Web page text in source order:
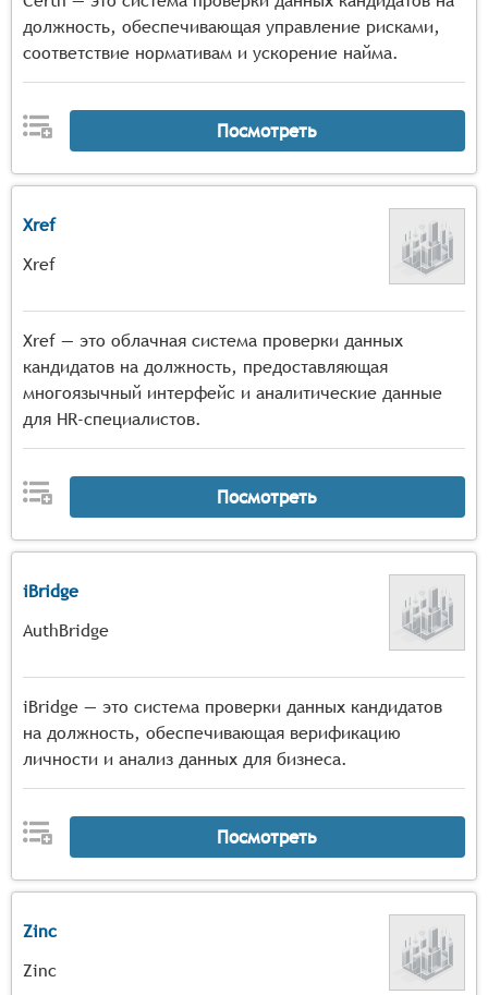
должность, обеспечивающая управление рисками,
соответствие нормативам и ускорение найма.
Посмотреть
Xref
Xref
Xref — это облачная система проверки данных
кандидатов на должность, предоставляющая
многоязычный интерфейс и аналитические данные
для HR-специалистов.
Посмотреть
iBridge
AuthBridge
iBridge — это система проверки данных кандидатов
на должность, обеспечивающая верификацию
личности и анализ данных для бизнеса.
Посмотреть
Zinc
Zinc